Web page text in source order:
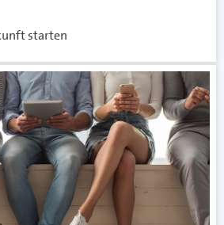
starten